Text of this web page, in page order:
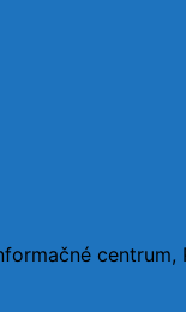
centrum,